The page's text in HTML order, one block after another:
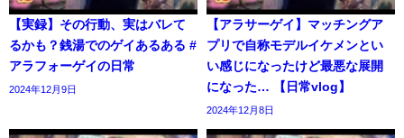
【実録】その行動、実はバレて
るかも？銭湯でのゲイあるある #
アラフォーゲイの日常
2024年12月9日
【アラサーゲイ】マッチングア
プリで自称モデルイケメンとい
い感じになったけど最悪な展開
になった… 【日常vlog】
2024年12月8日